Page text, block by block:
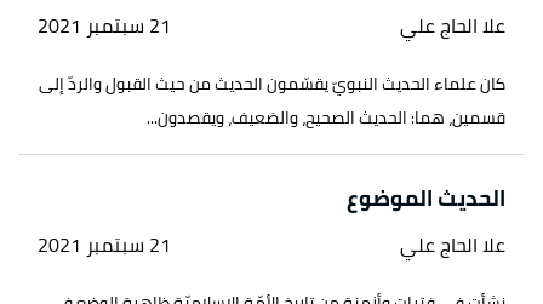
علا الحاج علي 21 سبتمبر 2021
كان علماء الحديث النبويّ يقسّمون الحديث من حيث القبول والردّ إلى
قسمين، هما: الحديث الصحيح، والضعيف، ويقصدون...
الحديث الموضوع
علا الحاج علي 21 سبتمبر 2021